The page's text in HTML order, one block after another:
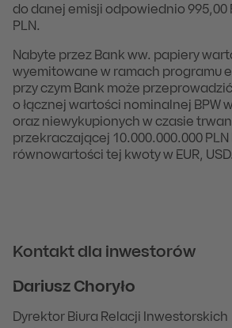
do danej emisji odpowiednio 995,00
PLN.
Nabyte przez Bank ww. papiery
wyemitowane w ramach programu
przy czym Bank może
o łącznej wartości nominalnej BPW
oraz niewykupionych w czasie
przekraczającej 10.000.000.000 PLN
równowartości tej kwoty w EUR, USD.
Kontakt dla inwestorów
Dariusz Choryło
Dyrektor Biura Relacji Inwestorskich